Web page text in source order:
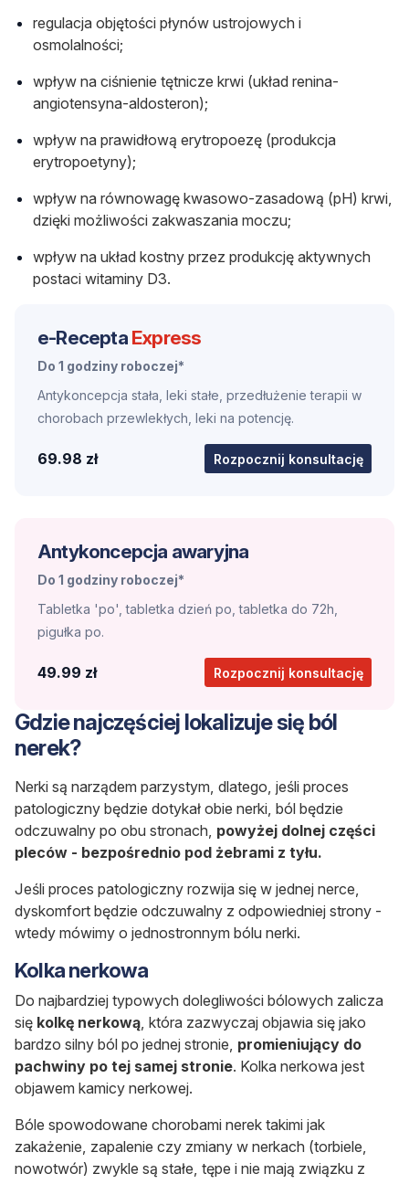
regulacja objętości płynów ustrojowych i
osmolalności;
wpływ na ciśnienie tętnicze krwi (układ renina-
angiotensyna-aldosteron);
wpływ na prawidłową erytropoezę (produkcja
erytropoetyny);
wpływ na równowagę kwasowo-zasadową (pH) krwi,
dzięki możliwości zakwaszania moczu;
wpływ na układ kostny przez produkcję aktywnych
postaci witaminy D3.
e-Recepta Express
Do 1 godziny roboczej*
Antykoncepcja stała, leki stałe, przedłużenie terapii w
chorobach przewlekłych, leki na potencję.
69.98 zł Rozpocznij konsultację
Antykoncepcja awaryjna
Do 1 godziny roboczej*
Tabletka 'po', tabletka dzień po, tabletka do 72h,
pigułka po.
49.99 zł Rozpocznij konsultację
Gdzie najczęściej lokalizuje się ból
nerek?
Nerki są narządem parzystym, dlatego, jeśli proces
patologiczny będzie dotykał obie nerki, ból będzie
odczuwalny po obu stronach, powyżej dolnej części
pleców - bezpośrednio pod żebrami z tyłu.
Jeśli proces patologiczny rozwija się w jednej nerce,
dyskomfort będzie odczuwalny z odpowiedniej strony -
wtedy mówimy o jednostronnym bólu nerki.
Kolka nerkowa
Do najbardziej typowych dolegliwości bólowych zalicza
się kolkę nerkową, która zazwyczaj objawia się jako
bardzo silny ból po jednej stronie, promieniujący do
pachwiny po tej samej stronie. Kolka nerkowa jest
objawem kamicy nerkowej.
Bóle spowodowane chorobami nerek takimi jak
zakażenie, zapalenie czy zmiany w nerkach (torbiele,
nowotwór) zwykle są stałe, tępe i nie mają związku z